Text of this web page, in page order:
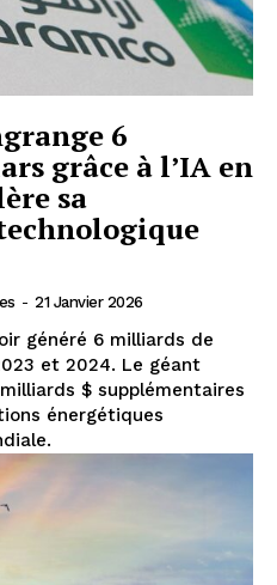
6
grâce à l’IA en
sa
- 21 Janvier 2026
généré 6 milliards de
et 2024. Le géant
$ supplémentaires
énergétiques